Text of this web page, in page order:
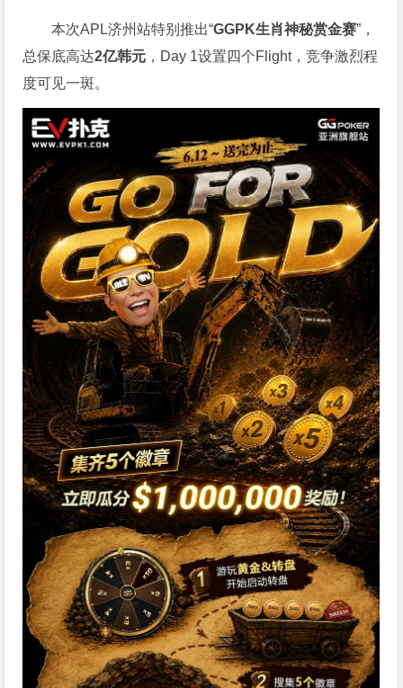
本次APL济州站特别推出“GGPK生肖神秘赏金赛”，
总保底高达2亿韩元 ，Day 1设置四个Flight，竞争激烈程
度可见一斑。